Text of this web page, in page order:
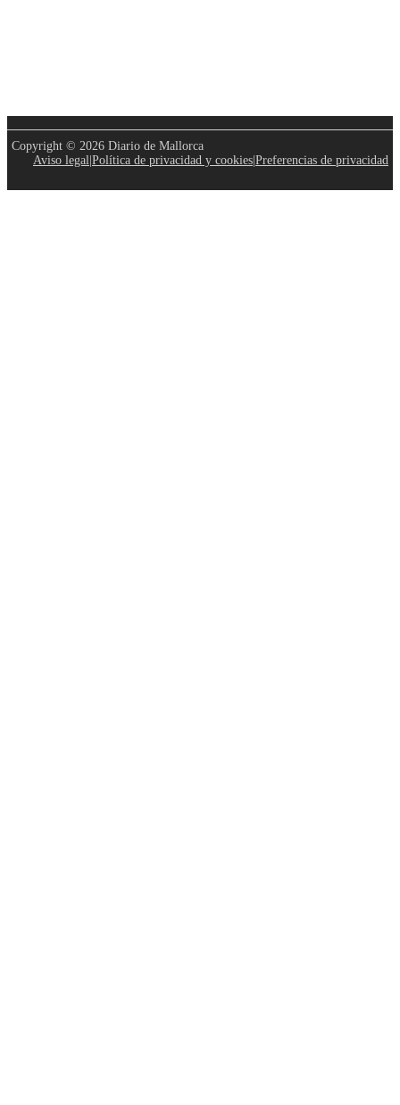
Copyright © 2026 Diario de Mallorca
Aviso legal Política de privacidad y cookies Preferencias de privacidad